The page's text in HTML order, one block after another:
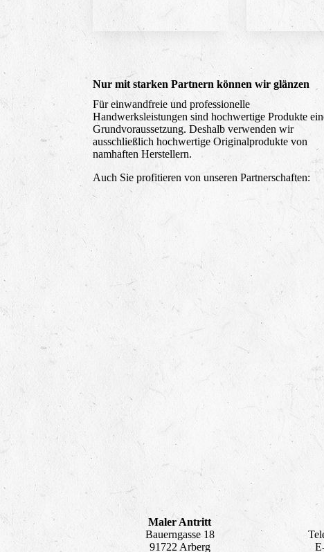
Nur mit starken Partnern können wir glänzen
Für einwandfreie und professionelle
Handwerksleistungen sind hochwertige Produkte
Grundvoraussetzung. Deshalb verwenden wir
ausschließlich hochwertige Originalprodukte von
namhaften Herstellern.
Auch Sie profitieren von unseren Partnerschaften:
Maler Antritt
Bauerngasse 18
91722 Arberg